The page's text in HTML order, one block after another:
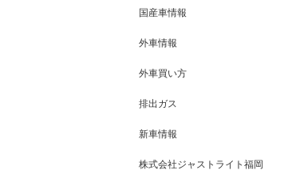
国産車情報
外車情報
外車買い方
排出ガス
新車情報
株式会社ジャストライト福岡